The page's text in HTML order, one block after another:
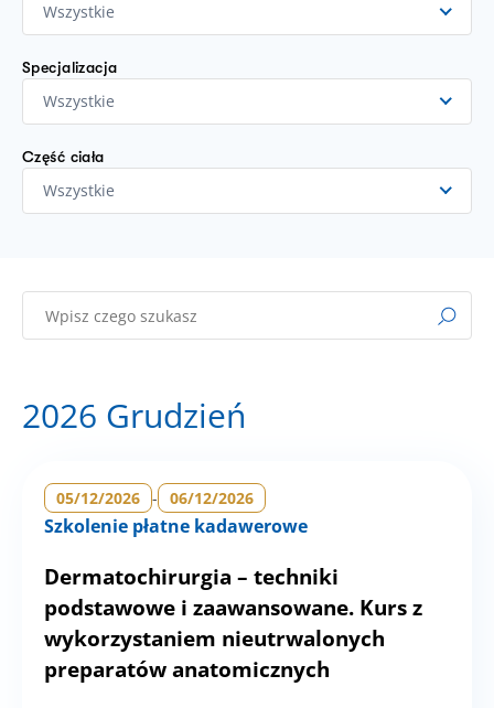
Wszystkie
Specjalizacja
Wszystkie
Część ciała
Wszystkie
2026 Grudzień
05/12/2026 - 06/12/2026
Szkolenie płatne kadawerowe
Dermatochirurgia – techniki
podstawowe i zaawansowane. Kurs z
wykorzystaniem nieutrwalonych
preparatów anatomicznych